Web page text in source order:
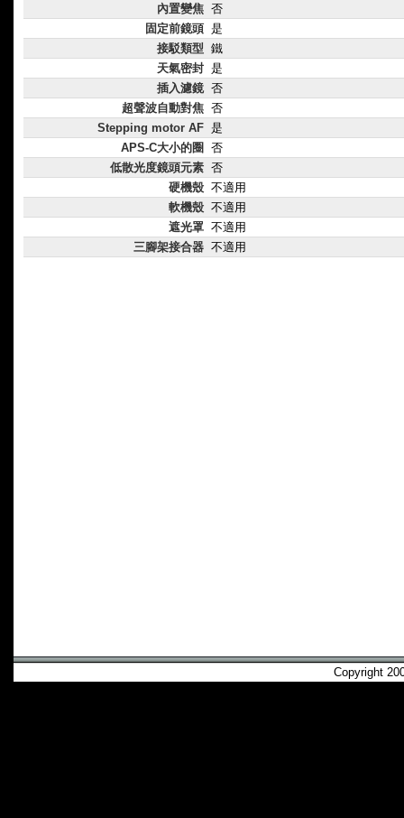
內置變焦 否
固定前鏡頭 是
接駁類型 鐵
天氣密封 是
插入濾鏡 否
超聲波自動對焦 否
Stepping motor AF 是
APS-C大小的圈
否
低散光度鏡頭元素 否
硬機殼 不適用
軟機殼 不適用
遮光罩 不適用
三腳架接合器 不適用
Copyright